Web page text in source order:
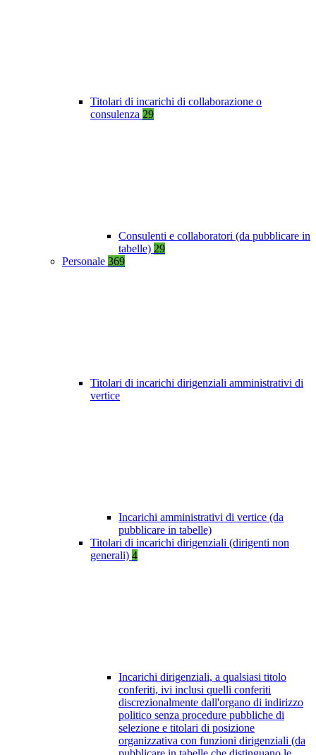
Titolari di incarichi di collaborazione o
consulenza 29
Consulenti e collaboratori (da pubblicare in
tabelle) 29
Personale 369
Titolari di incarichi dirigenziali amministrativi di
vertice
Incarichi amministrativi di vertice (da
pubblicare in tabelle)
Titolari di incarichi dirigenziali (dirigenti non
generali) 4
Incarichi dirigenziali, a qualsiasi titolo
conferiti, ivi inclusi quelli conferiti
discrezionalmente dall'organo di indirizzo
politico senza procedure pubbliche di
selezione e titolari di posizione
organizzativa con funzioni dirigenziali (da